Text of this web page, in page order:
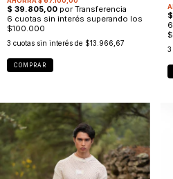
3 cuotas sin interés de $13.966,67
COMPRAR
3